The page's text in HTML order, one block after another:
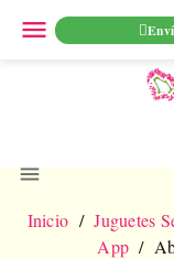
ENVIO
menu
Inicio Juguetes
App
menu